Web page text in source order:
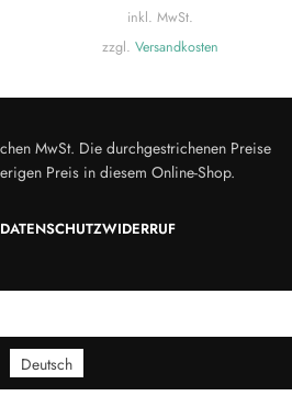
inkl. MwSt.
zzgl.Versandkosten
MwSt. Die durchgestrichenen Preise
Preis in diesem Online-Shop.
DATENSCHUTZWIDERRUF
Deutsch